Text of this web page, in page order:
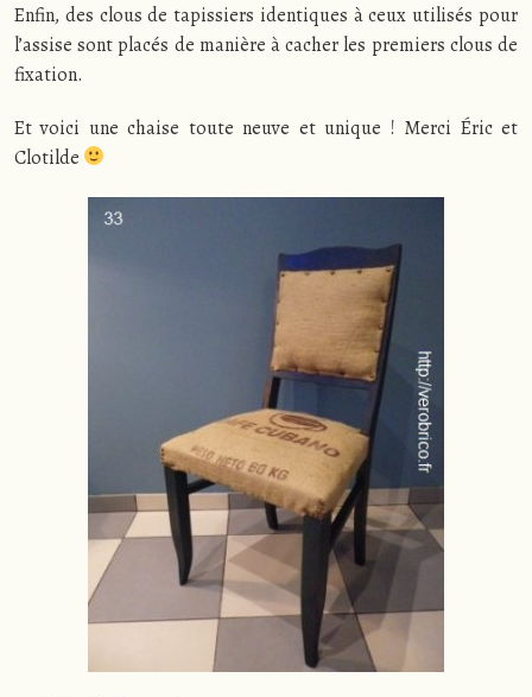
Enfin, des clous de tapissiers identiques à ceux utilisés pour
l’assise sont placés de manière à cacher les premiers clous de
fixation.
Et voici une chaise toute neuve et unique ! Merci Éric et
Clotilde